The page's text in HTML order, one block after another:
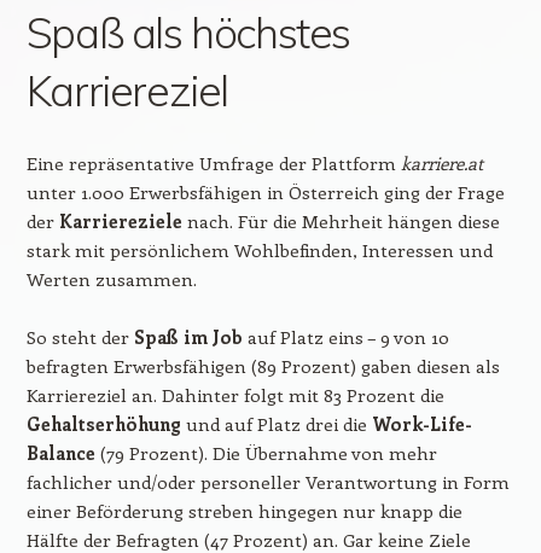
Spaß als höchstes
Karriereziel
Eine repräsentative Umfrage der Plattform karriere.at
unter 1.000 Erwerbsfähigen in Österreich ging der Frage
der Karriereziele nach. Für die Mehrheit hängen diese
stark mit persönlichem Wohlbefinden, Interessen und
Werten zusammen.
So steht der Spaß im Job auf Platz eins – 9 von 10
befragten Erwerbsfähigen (89 Prozent) gaben diesen als
Karriereziel an. Dahinter folgt mit 83 Prozent die
Gehaltserhöhung und auf Platz drei die Work-Life-
Balance (79 Prozent). Die Übernahme von mehr
fachlicher und/oder personeller Verantwortung in Form
einer Beförderung streben hingegen nur knapp die
Hälfte der Befragten (47 Prozent) an. Gar keine Ziele